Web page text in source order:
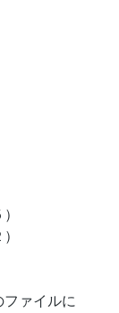
ファイルに